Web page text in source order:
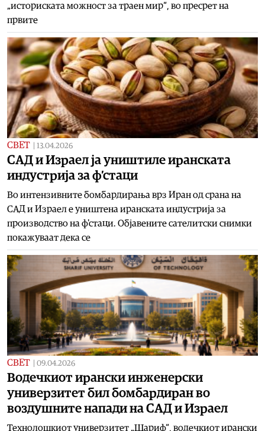
„историската можност за траен мир“, во пресрет на
првите
СВЕТ 13.04.2026
САД и Израел ја уништиле иранската
индустрија за ф’стаци
Во интензивните бомбардирања врз Иран од срана на
САД и Израел е уништена иранската индустрија за
производство на ф'стаци. Објавените сателитски снимки
покажуваат дека се
СВЕТ 09.04.2026
Водечкиот ирански инженерски
универзитет бил бомбардиран во
воздушните напади на САД и Израел
Технолошкиот универзитет „Шариф“, водечкиот ирански